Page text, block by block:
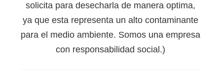
solicita para desecharla de manera optima,
ya que esta representa un alto contaminante
para el medio ambiente. Somos una empresa
con responsabilidad social.)